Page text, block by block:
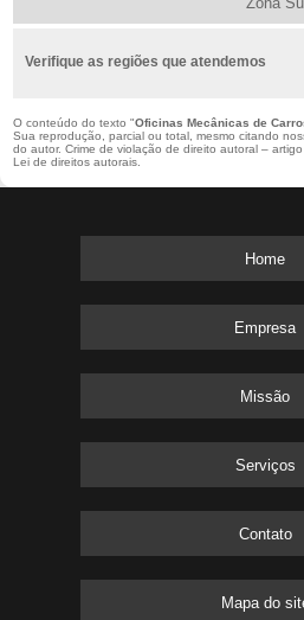
Verifique as regiões que atendemos
O conteúdo do texto "Oficinas Mecânicas de
Sua reprodução, parcial ou total, mesmo citando
do autor. Crime de violação de direito autoral –
Lei de direitos autorais.
Home
Empresa
Missão
Serviços
Contato
Mapa do